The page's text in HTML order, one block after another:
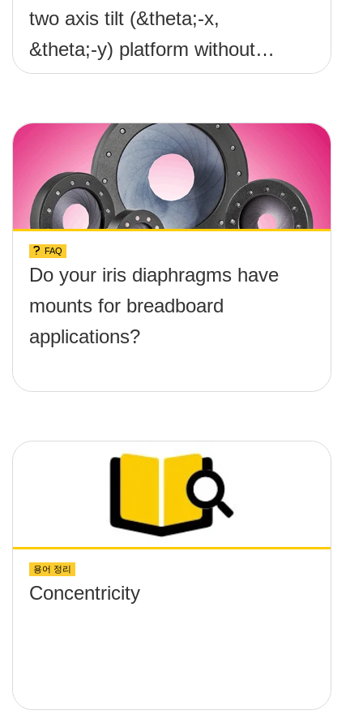
two axis tilt (&theta;-x,
&theta;-y) platform without
any screws protruding up
FAQ
Do your iris diaphragms have
mounts for breadboard
applications?
용어 정리
Concentricity